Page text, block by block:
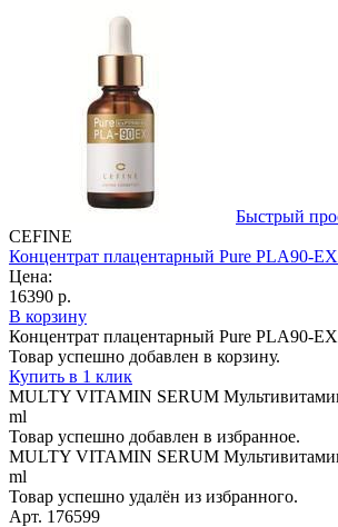
Быстрый
CEFINE
Концентрат плацентарный Pure PLA90-EX
Цена:
16390 р.
В корзину
Концентрат плацентарный Pure PLA90-EX
Товар успешно добавлен в корзину.
Купить в 1 клик
MULTY VITAMIN SERUM
ml
Товар успешно добавлен в избранное.
MULTY VITAMIN SERUM
ml
Товар успешно удалён из избранного.
Арт. 176599